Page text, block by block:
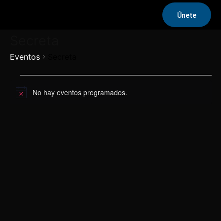
Únete
Eventos
Eventos
Aviso No hay eventos programados.